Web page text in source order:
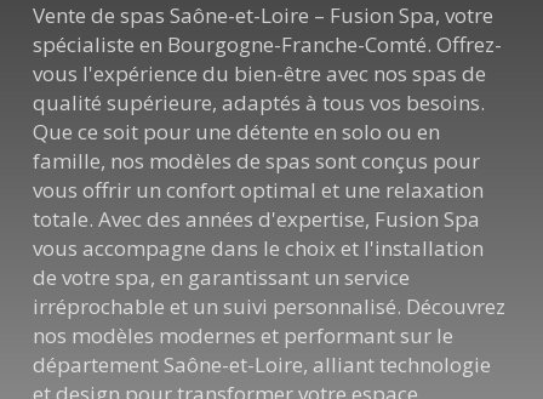
Vente de spas Saône-et-Loire – Fusion Spa, votre
spécialiste en Bourgogne-Franche-Comté. Offrez-
vous l'expérience du bien-être avec nos spas de
qualité supérieure, adaptés à tous vos besoins.
Que ce soit pour une détente en solo ou en
famille, nos modèles de spas sont conçus pour
vous offrir un confort optimal et une relaxation
totale. Avec des années d'expertise, Fusion Spa
vous accompagne dans le choix et l'installation
de votre spa, en garantissant un service
irréprochable et un suivi personnalisé. Découvrez
nos modèles modernes et performant sur le
département Saône-et-Loire, alliant technologie